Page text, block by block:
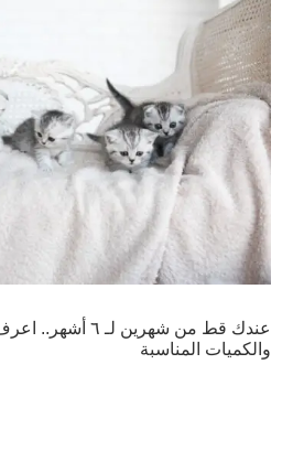
عندك قط من شهرين
والكميات المناسبة